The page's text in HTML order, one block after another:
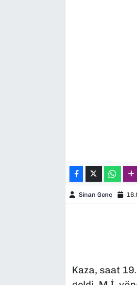
Sinan Genç
Kaza, saat